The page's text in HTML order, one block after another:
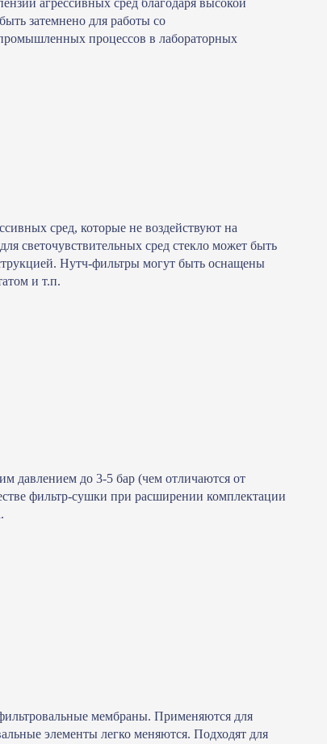
агрессивных сред благодаря высокой
затемнено для работы со
процессов в лабораторных
сред, которые не воздействуют на
светочувствительных сред стекло может быть
Нутч-фильтры могут быть оснащены
и т.п.
давлением до 3-5 бар (чем отличаются от
фильтр-сушки при расширении комплектации
мембраны. Применяются для
элементы легко меняются. Подходят для